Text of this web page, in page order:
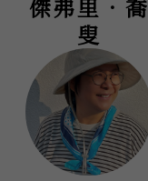
傑弗里．喬
叟